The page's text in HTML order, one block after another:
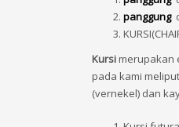
panggung
Kursimerupakan
pada kami
(vernekel) dan